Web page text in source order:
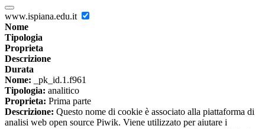
www.ispiana.edu.it
Nome
Tipologia
Proprieta
Descrizione
Durata
Nome: _pk_id.1.f961
Tipologia: analitico
Proprieta: Prima parte
Descrizione: Questo nome di cookie è associato alla piattaforma di
analisi web open source Piwik. Viene utilizzato per aiutare i